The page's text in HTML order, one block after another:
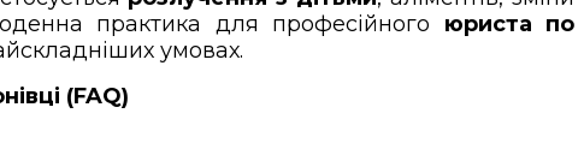
практика для професійного юриста по
умовах.
(FAQ)